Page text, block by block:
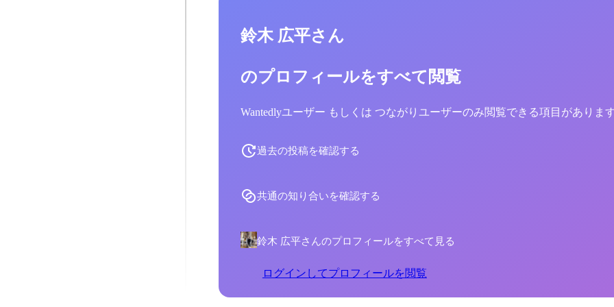
鈴木 広平さん
のプロフィールをすべて閲覧
Wantedlyユーザー もしくは つながりユーザーのみ閲覧できる項目がありま
過去の投稿を確認する
共通の知り合いを確認する
鈴木 広平さんのプロフィールをすべて見る
ログインしてプロフィールを閲覧